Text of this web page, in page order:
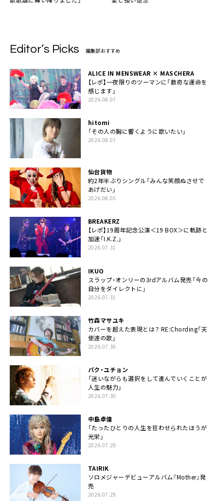
Editor’s Picks 編集部おすすめ
ALICE IN MENSWEAR × MASCHERA
【レポ】一夜限りのツーマンに「数奇な運命を
感じます」
2026.08.07
hitomi
「その人の胸に響くように歌いたい」
2026.08.07
仙台貨物
約2年半ぶりシングル「みんな笑顔ぬさせで
あげだい」
2026.08.05
BREAKERZ
【レポ】19周年記念公演＜19 BOX＞に軌跡と
加速「I.K.Z.」
2026.07.31
IKUO
スラップ・オンリーの3rdアルバム発売「今の
自分をダイレクトに」
2026.07.31
竹森マサユキ
カバーを超えた表現とは？ RE:Chording「天
使達の歌」
2026.07.30
パク・ユチョン
「迷いながらも選択をして進んでいくことが
人生の魅力」
2026.07.30
中島卓偉
「たったひとりの人生を狂わせられたほうが
光栄」
2026.07.29
TAIRIK
ソロメジャーデビューアルバム『Mother』発
売
2026.07.29